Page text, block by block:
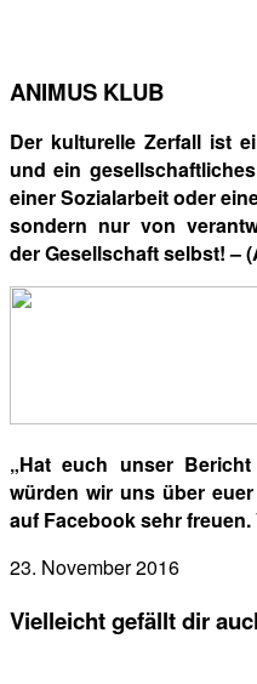
ANIMUS KLUB
Der kulturelle Zerfall ist
und ein
einer Sozialarbeit oder
sondern nur von
der Gesellschaft selbst! –
„Hat euch unser
würden wir uns über
auf Facebook sehr freuen.
23. November 2016
Vielleicht gefällt dir